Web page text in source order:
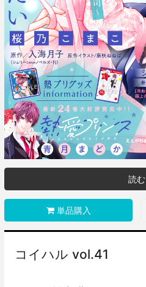
読む
単品購入
コイハル vol.41